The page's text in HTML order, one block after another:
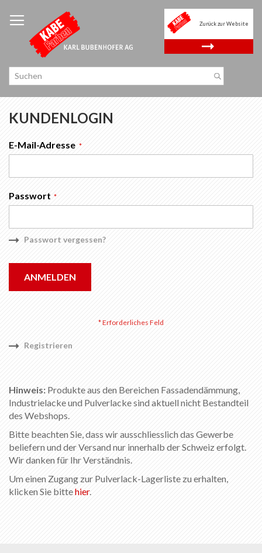
Inhalt
springen
Zurück zur Website
.
KUNDENLOGIN
E-Mail-Adresse
Passwort
ANMELDEN
Passwort vergessen?
Registrieren
Hinweis: Produkte aus den Bereichen Fassadendämmung,
Industrielacke und Pulverlacke sind aktuell nicht Bestandteil
des Webshops.
Bitte beachten Sie, dass wir ausschliesslich das Gewerbe
beliefern und der Versand nur innerhalb der Schweiz erfolgt.
Wir danken für Ihr Verständnis.
Um einen Zugang zur Pulverlack-Lagerliste zu erhalten,
klicken Sie bittehier.